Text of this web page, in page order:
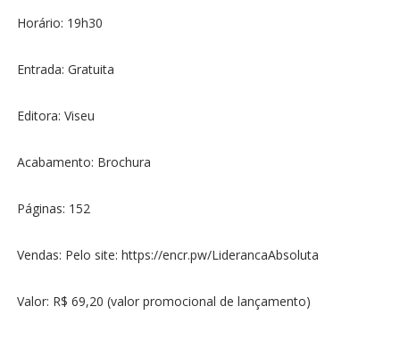
Horário: 19h30
Entrada: Gratuita
Editora: Viseu
Acabamento: Brochura
Páginas: 152
Vendas: Pelo site: https://encr.pw/LiderancaAbsoluta
Valor: R$ 69,20 (valor promocional de lançamento)